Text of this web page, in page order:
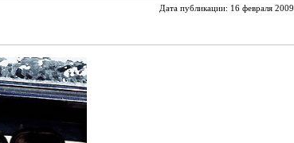
Дата публикации: 16 февраля 2009